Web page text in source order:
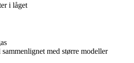
i låget
med større modeller